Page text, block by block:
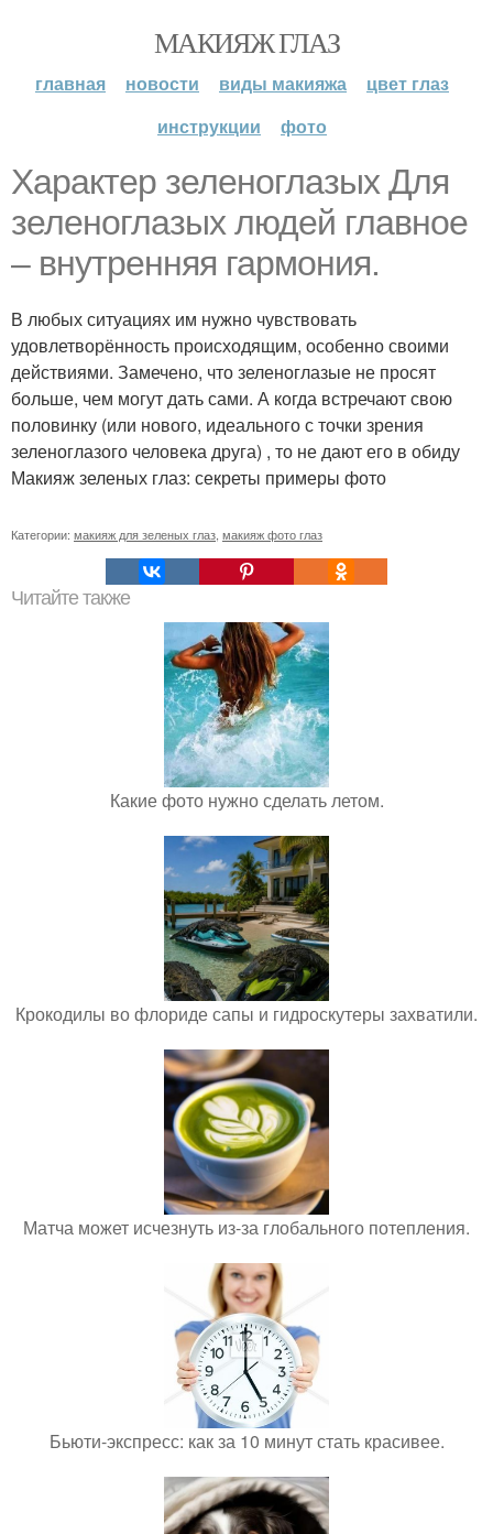
МАКИЯЖ ГЛАЗ
главная новости виды макияжа
цвет глаз
инструкции
фото
Характер зеленоглазых Для
зеленоглазых людей главное
– внутренняя гармония.
В любых ситуациях им нужно чувствовать
удовлетворённость происходящим, особенно своими
действиями. Замечено, что зеленоглазые не просят
больше, чем могут дать сами. А когда встречают свою
половинку (или нового, идеального с точки зрения
зеленоглазого человека друга) , то не дают его в обиду
Макияж зеленых глаз: секреты примеры фото
Категории: макияж для зеленых глаз макияж фото глаз
Читайте также
Какие фото нужно сделать летом.
Крокодилы во флориде сапы и гидроскутеры захватили.
Матча может исчезнуть из-за глобального потепления.
Бьюти-экспресс: как за 10 минут стать красивее.